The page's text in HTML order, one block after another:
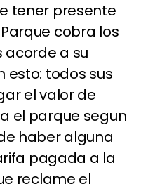
tener presente
cobra los
acorde a su
esto: todos sus
el valor de
el parque segun
haber alguna
pagada a la
reclame el